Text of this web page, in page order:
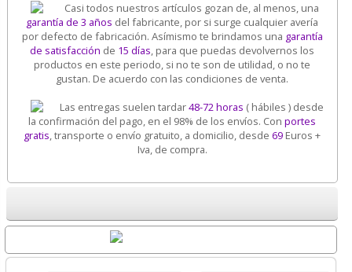
Casi todos nuestros artículos gozan de, al menos, una
garantía de 3 años del fabricante, por si surge cualquier avería
por defecto de fabricación. Asímismo te brindamos una garantía
de satisfacción de 15 días, para que puedas devolvernos los
productos en este periodo, si no te son de utilidad, o no te
gustan. De acuerdo con las condiciones de venta.
Las entregas suelen tardar48-72 horas ( hábiles ) desde
la confirmación del pago, en el 98% de los envíos. Conportes
gratis, transporte o envío gratuito, a domicilio, desde69 Euros +
Iva, de compra.